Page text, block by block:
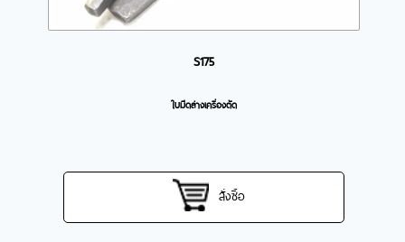
S175
ใบมีดล่างเครื่องตัด
สั่งซื้อ